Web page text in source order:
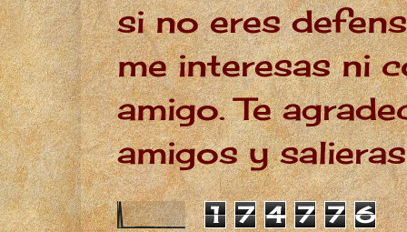
si no eres
me interesas ni
amigo. Te
amigos y
1 7 4 7 7 6